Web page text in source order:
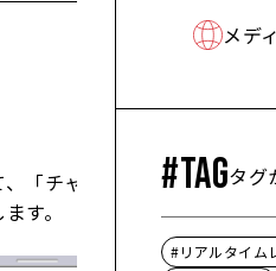
「チャットを始め
す。
メデ
#TAGタグ
#リアルタイム